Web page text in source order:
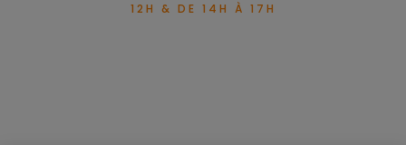
12H & DE 14H À 17H